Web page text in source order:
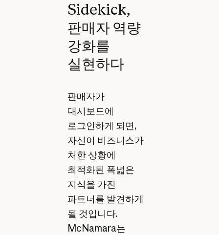
Sidekick,
판매자 역량
강화를
실현하다
판매자가
대시보드에
로그인하게 되면,
자신이 비즈니스가
처한 상황에
최적화된 폭넓은
지식을 가진
파트너를 발견하게
될 것입니다.
McNamara는